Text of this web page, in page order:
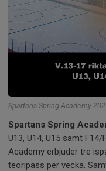
Spartans Spring Academy
Spartans Spring
U13, U14, U15 samt
Academy erbjuder tre
teoripass per vecka.